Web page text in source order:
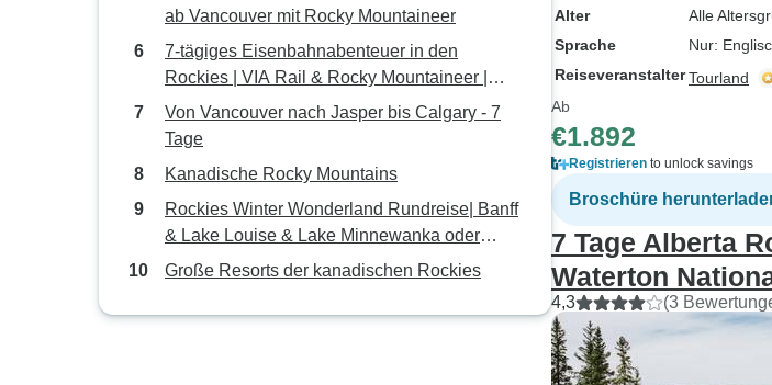
ab Vancouver mit Rocky Mountaineer
7-tägiges Eisenbahnabenteuer in den
Rockies | VIA Rail & Rocky Mountaineer |
Abfahrt in Vancouver
Von Vancouver nach Jasper bis Calgary - 7
Tage
Kanadische Rocky Mountains
Rockies Winter Wonderland Rundreise| Banff
& Lake Louise & Lake Minnewanka oder
Bubble Lake | Höhepunkte (4 Tage)
Große Resorts der kanadischen Rockies
Alter
Alle
Sprache
Nur:
ReiseveranstalterTourland
Ab
€1.892
Registrieren to unlock savings
Broschüre
7 Tage Alberta
Waterton
4,3 (3